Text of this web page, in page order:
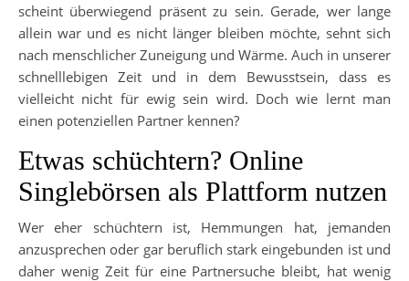
scheint überwiegend präsent zu sein. Gerade, wer lange
allein war und es nicht länger bleiben möchte, sehnt sich
nach menschlicher Zuneigung und Wärme. Auch in unserer
schnelllebigen Zeit und in dem Bewusstsein, dass es
vielleicht nicht für ewig sein wird. Doch wie lernt man
einen potenziellen Partner kennen?
Etwas schüchtern? Online
Singlebörsen als Plattform nutzen
Wer eher schüchtern ist, Hemmungen hat, jemanden
anzusprechen oder gar beruflich stark eingebunden ist und
daher wenig Zeit für eine Partnersuche bleibt, hat wenig